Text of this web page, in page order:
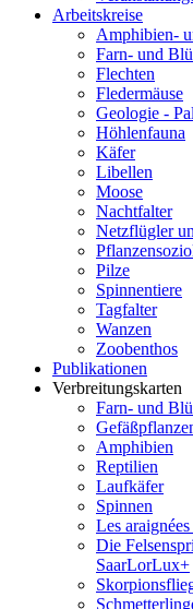
Arbeitskreise
Amphibien-
Farn- und
Flechten
Fledermäuse
Geologie -
Höhlenfauna
Käfer
Libellen
Moose
Nachtfalter
Netzflügler
Pilze
Spinnentiere
Tagfalter
Wanzen
Zoobenthos
Publikationen
Verbreitungskarten
Farn- und
Amphibien
Reptilien
Laufkäfer
Spinnen
Les
Die
SaarLorLux+